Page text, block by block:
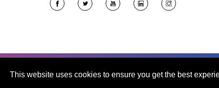
This website uses cookies to ensure you get the best